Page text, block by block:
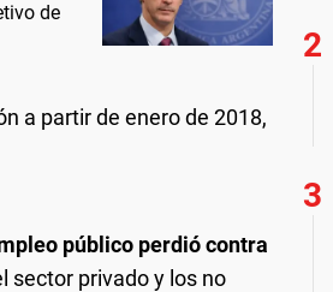
de
a partir de enero de 2018,
público perdió contra
sector privado y los no